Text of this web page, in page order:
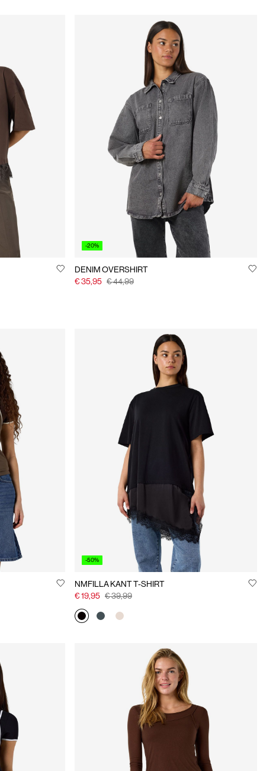
-20%
DENIM OVERSHIRT
€ 35,95 € 44,99
-50%
NMFILLA KANT T-SHIRT
€ 19,95 € 39,99